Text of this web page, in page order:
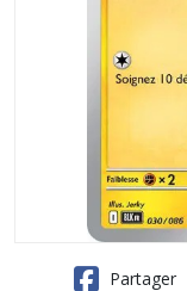
Partager